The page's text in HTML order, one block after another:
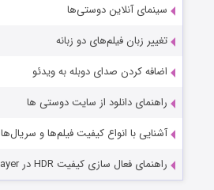
سینمای آنلاین دوستی‌ها
تغییر زبان فیلم‌های دو زبانه
اضافه کردن صدای دوبله به ویدئو
راهنمای دانلود از سایت دوستی ها
آشنایی با انواع کیفیت فیلم‌ها و سریال‌ها
راهنمای فعال سازی کیفیت HDR در PotPlayer